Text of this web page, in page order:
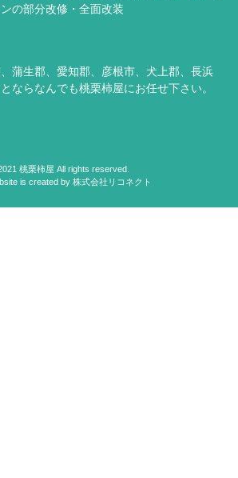
の部分改修・全面改装
蒲生郡、愛知郡、彦根市、犬上郡、長浜
ならなんでも桃栗柿屋にお任せ下さい。
桃栗柿屋 All rights reserved.
is created by 株式会社リコネクト